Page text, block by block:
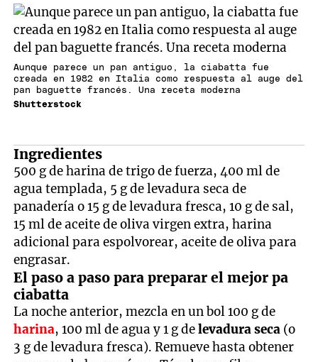
Aunque parece un pan antiguo, la ciabatta fue
creada en 1982 en Italia como respuesta al auge del
pan baguette francés. Una receta moderna
Shutterstock
Ingredientes
500 g de harina de trigo de fuerza, 400 ml de
agua templada, 5 g de levadura seca de
panadería o 15 g de levadura fresca, 10 g de sal,
15 ml de aceite de oliva virgen extra, harina
adicional para espolvorear, aceite de oliva para
engrasar.
El paso a paso para preparar el mejor pa
ciabatta
La noche anterior, mezcla en un bol 100 g de
harina, 100 ml de agua y 1 g delevadura seca (o
3 g de levadura fresca). Remueve hasta obtener